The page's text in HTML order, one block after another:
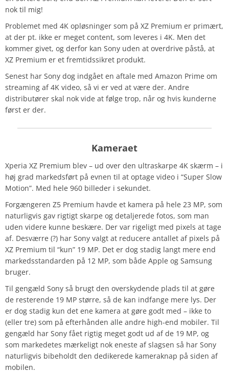
nok til mig!
Problemet med 4K opløsninger som på XZ Premium er primært,
at der pt. ikke er meget content, som leveres i 4K. Men det
kommer givet, og derfor kan Sony uden at overdrive påstå, at
XZ Premium er et fremtidssikret produkt.
Senest har Sony dog indgået en aftale med Amazon Prime om
streaming af 4K video, så vi er ved at være der. Andre
distributører skal nok vide at følge trop, når og hvis kunderne
først er der.
Kameraet
Xperia XZ Premium blev – ud over den ultraskarpe 4K skærm – i
høj grad markedsført på evnen til at optage video i “Super Slow
Motion”. Med hele 960 billeder i sekundet.
Forgængeren Z5 Premium havde et kamera på hele 23 MP, som
naturligvis gav rigtigt skarpe og detaljerede fotos, som man
uden videre kunne beskære. Der var rigeligt med pixels at tage
af. Desværre (?) har Sony valgt at reducere antallet af pixels på
XZ Premium til “kun” 19 MP. Det er dog stadig langt mere end
markedsstandarden på 12 MP, som både Apple og Samsung
bruger.
Til gengæld Sony så brugt den overskydende plads til at gøre
de resterende 19 MP større, så de kan indfange mere lys. Der
er dog stadig kun det ene kamera at gøre godt med – ikke to
(eller tre) som på efterhånden alle andre high-end mobiler. Til
gengæld har Sony fået rigtig meget godt ud af de 19 MP, og
som markedetes mærkeligt nok eneste af slagsen så har Sony
naturligvis bibeholdt den dedikerede kameraknap på siden af
mobilen.